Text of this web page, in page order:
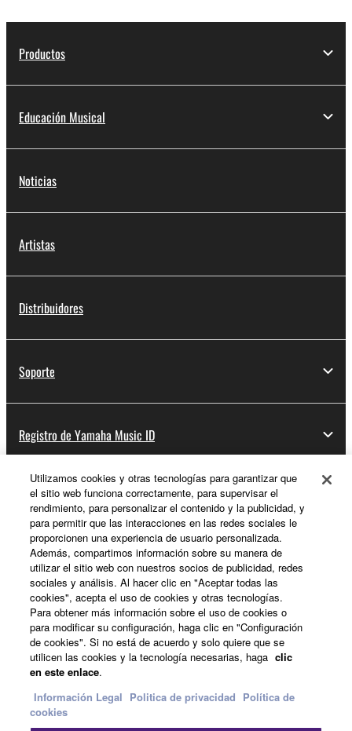
Productos
Educación Musical
Noticias
Artistas
Distribuidores
Soporte
Registro de Yamaha Music ID
Acerca de Yamaha
España - Spanish
Empresa
Utilizamos cookies y otras tecnologías para garantizar que
el sitio web funciona correctamente, para supervisar el
rendimiento, para personalizar el contenido y la publicidad, y
para permitir que las interacciones en las redes sociales le
proporcionen una experiencia de usuario personalizada.
Además, compartimos información sobre su manera de
utilizar el sitio web con nuestros socios de publicidad, redes
sociales y análisis. Al hacer clic en "Aceptar todas las
cookies", acepta el uso de cookies y otras tecnologías.
Para obtener más información sobre el uso de cookies o
para modificar su configuración, haga clic en "Configuración
de cookies". Si no está de acuerdo y solo quiere que se
utilicen las cookies y la tecnología necesarias, haga clic
en este enlace.
Información Legal Politica de privacidad Política de
cookies